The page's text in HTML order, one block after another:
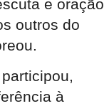
e oração
outros do
à